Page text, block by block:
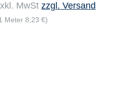
MwSt zzgl. Versand
Meter 8,23 €)